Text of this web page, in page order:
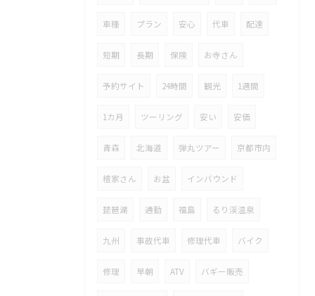
車種 プラン 安心 代車 配達
短期 長期 保険 お寺さん
予約サイト 24時間 観光 1週間
1カ月 ツーリング 安い 安価
青森 北海道 弾丸ツアー 京都市内
檀家さん お盆 インバウンド
琵琶湖 通勤 福島 るり渓温泉
九州 事故代車 修理代車 バイク
修理 早朝 ATV バギー販売